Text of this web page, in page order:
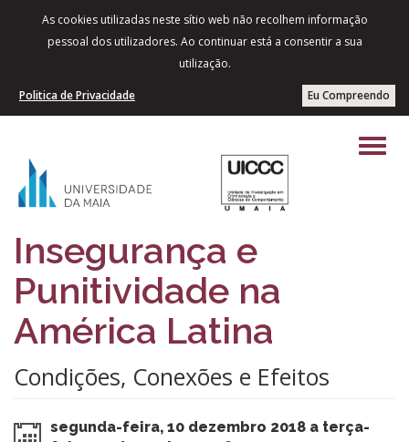
As cookies utilizadas neste sítio web não recolhem informação
pessoal dos utilizadores. Ao continuar está a consentir a sua
utilização.
Eu Compreendo
Politica de Privacidade
Insegurança e
Punitividade na
América Latina
Condições, Conexões e Efeitos
segunda-feira, 10 dezembro 2018 a terça-